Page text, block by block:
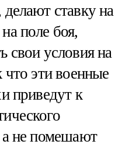
ставку на
поле боя,
свои условия на
что эти военные
приведут к
а не помешают